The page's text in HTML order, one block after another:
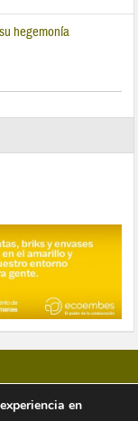
hegemonía
en